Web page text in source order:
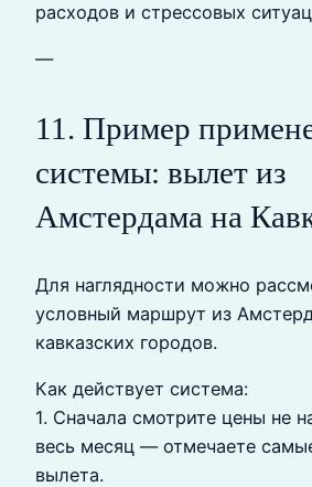
расходов и стрессовых
—
11. Пример
системы: вылет из
Амстердама на
Для наглядности можно
условный маршрут из
кавказских городов.
Как действует система:
1. Сначала смотрите цены не
весь месяц — отмечаете
вылета.